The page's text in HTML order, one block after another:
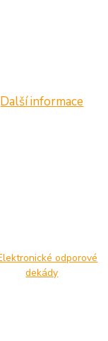
Další informace